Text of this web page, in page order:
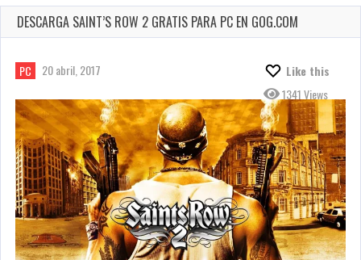
DESCARGA SAINT’S ROW 2 GRATIS PARA PC EN GOG.COM
PC 20 abril, 2017
Like this
1341 Views